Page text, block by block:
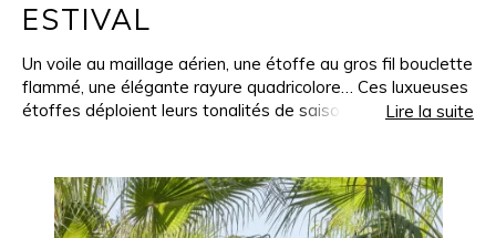
ESTIVAL
Un voile au maillage aérien, une étoffe au gros fil bouclette
flammé, une élégante rayure quadricolore… Ces luxueuses
étoffes déploient leurs tonalités de saison, Or, Vert Olive
le lin, elles présentent une haute solidité des couleurs à la
lumière et aux frottements, une excellente résistance aux
intempéries, à l’eau chlorée et salée, pour répondre aux
Lire la suite